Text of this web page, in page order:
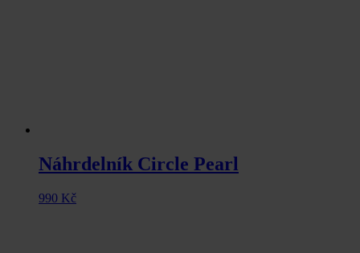
Náhrdelník Circle Pearl
990 Kč